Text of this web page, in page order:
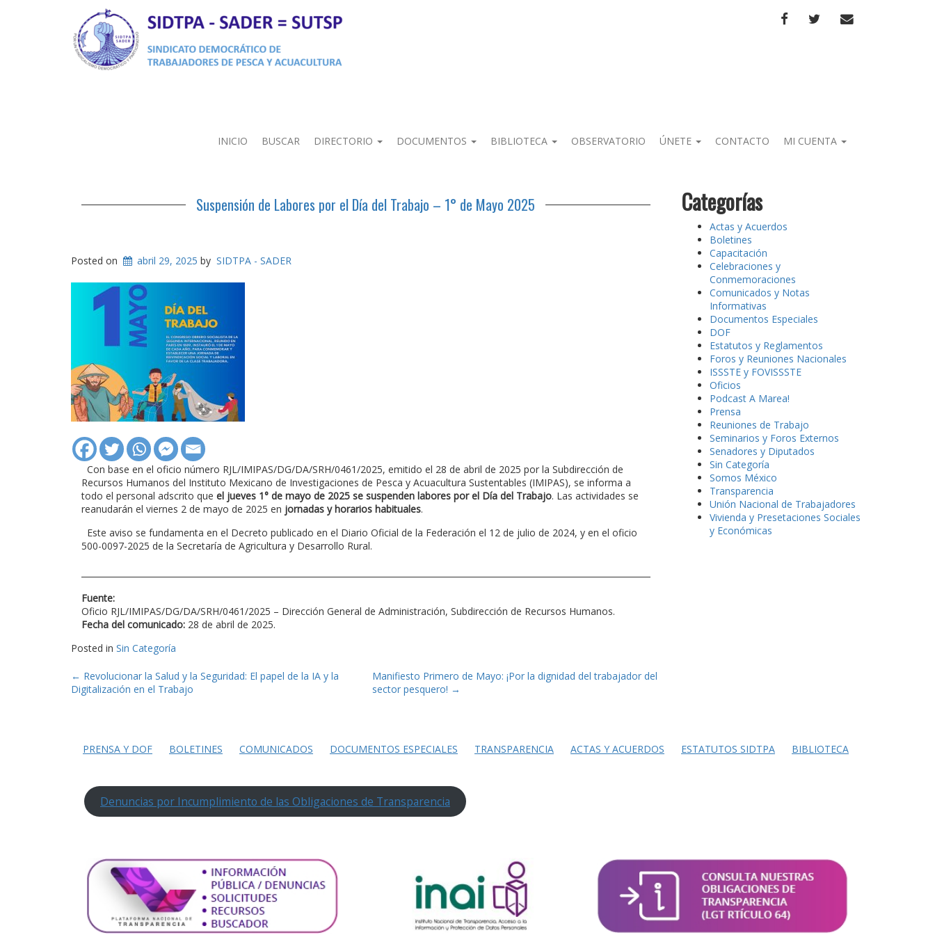
FACEBOOKTWITTERCORREO
INICIO BUSCAR DIRECTORIO DOCUMENTOS BIBLIOTECA OBSERVATORIO ÚNETE CONTACTO MI CUENTA
Suspensión de Labores por el Día del Trabajo – 1° de Mayo 2025
Posted on abril 29, 2025 by SIDTPA - SADER
Con base en el oficio número RJL/IMIPAS/DG/DA/SRH/0461/2025, emitido el 28 de abril de 2025 por la Subdirección de
Recursos Humanos del Instituto Mexicano de Investigaciones de Pesca y Acuacultura Sustentables (IMIPAS), se informa a
todo el personal adscrito que el jueves 1° de mayo de 2025 se suspenden labores por el Día del Trabajo. Las actividades se
reanudarán el viernes 2 de mayo de 2025 en jornadas y horarios habituales.
Este aviso se fundamenta en el Decreto publicado en el Diario Oficial de la Federación el 12 de julio de 2024, y en el oficio
500-0097-2025 de la Secretaría de Agricultura y Desarrollo Rural.
Fuente:
Oficio RJL/IMIPAS/DG/DA/SRH/0461/2025 – Dirección General de Administración, Subdirección de Recursos Humanos.
Fecha del comunicado: 28 de abril de 2025.
Posted in Sin Categoría
Post
navigation
← Revolucionar la Salud y la Seguridad: El papel de la IA y la
Digitalización en el Trabajo
Manifiesto Primero de Mayo: ¡Por la dignidad del trabajador del
sector pesquero! →
Categorías
Actas y Acuerdos
Boletines
Capacitación
Celebraciones y
Conmemoraciones
Comunicados y Notas
Informativas
Documentos Especiales
DOF
Estatutos y Reglamentos
Foros y Reuniones Nacionales
ISSSTE y FOVISSSTE
Oficios
Podcast A Marea!
Prensa
Reuniones de Trabajo
Seminarios y Foros Externos
Senadores y Diputados
Sin Categoría
Somos México
Transparencia
Unión Nacional de Trabajadores
Vivienda y Presetaciones Sociales
y Económicas
PRENSA Y DOF BOLETINES COMUNICADOS DOCUMENTOS ESPECIALES TRANSPARENCIA ACTAS Y ACUERDOS ESTATUTOS SIDTPA BIBLIOTECA
Denuncias por Incumplimiento de las Obligaciones de Transparencia